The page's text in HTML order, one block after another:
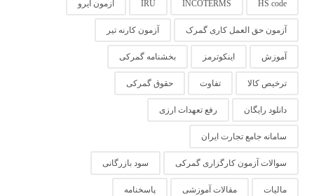
HS code
INCOTERMS
IRU آزمون ایرو
آزمون حق العمل کاری گمرک آزمون کارنه تیر
آموزش اینکوترمز بخشنامه گمرکی
ترخیص کالا تفاوت حقوق گمرکی
دانلود رایگان رفع تعهدات ارزی
سامانه جامع تجارت ایران
سوالات آزمون کارگزاری گمرکی سود بازرگانی
مالیات مقالات آموزشی پاسخنامه